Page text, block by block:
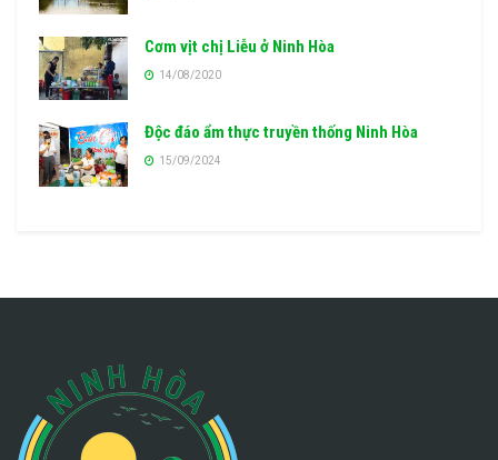
Cơm vịt chị Liễu ở Ninh Hòa
14/08/2020
Độc đáo ẩm thực truyền thống Ninh Hòa
15/09/2024